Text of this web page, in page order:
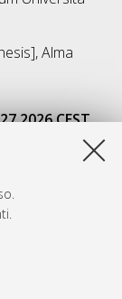
Alma
2026 CEST.